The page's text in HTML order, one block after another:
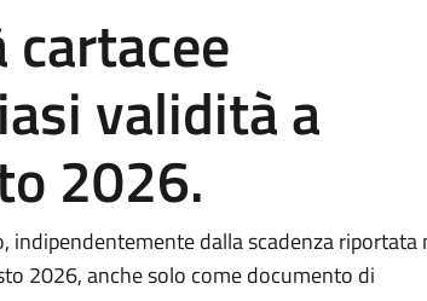
validità a
2026.
indipendentemente dalla scadenza riportata
2026, anche solo come documento di